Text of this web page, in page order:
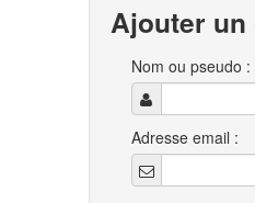
Ajouter un
Nom ou pseudo :
Adresse email :